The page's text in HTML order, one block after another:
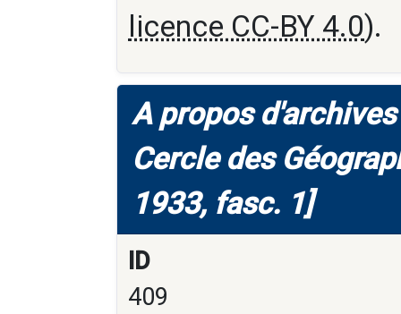
licence CC-BY 4.0).
A propos
Cercle des
1933, fasc. 1]
ID
409